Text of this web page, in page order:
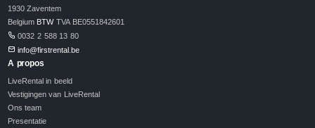
1930 Zaventem
Belgium BTWTVA BE0551842601
0032 2 588 13 80
info@firstrental.be
A propos
LiveRental in beeld
Vestigingen van LiveRental
Ons team
Presentatie